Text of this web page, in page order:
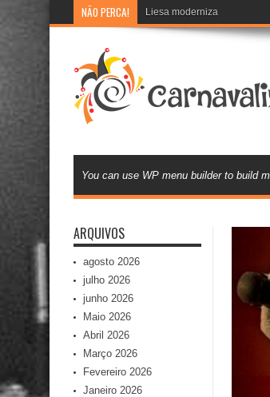
NÃO PERCA! Liesa moderniza banco de
You can use WP menu builder to build
ARQUIVOS
agosto 2026
julho 2026
junho 2026
Maio 2026
Abril 2026
Março 2026
Fevereiro 2026
Janeiro 2026